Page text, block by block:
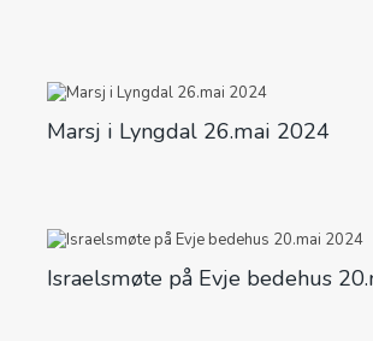
Marsj i Lyngdal 26.mai 2024
Israelsmøte på Evje bedehus